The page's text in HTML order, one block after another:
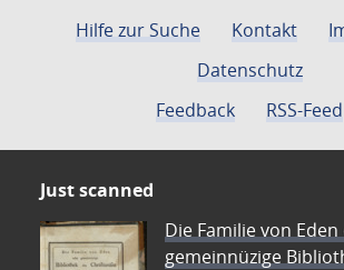
Hilfe zur Suche Kontakt
Datenschutz
Feedback
RSS-Feed
Just scanned
Die Familie von
gemeinnüzige